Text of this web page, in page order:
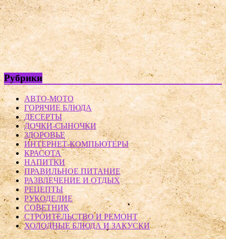
Рубрики
АВТО-МОТО
ГОРЯЧИЕ БЛЮДА
ДЕСЕРТЫ
ДОЧКИ-СЫНОЧКИ
ЗДОРОВЬЕ
ИНТЕРНЕТ-КОМПЬЮТЕРЫ
КРАСОТА
НАПИТКИ
ПРАВИЛЬНОЕ ПИТАНИЕ
РАЗВЛЕЧЕНИЕ И ОТДЫХ
РЕЦЕПТЫ
РУКОДЕЛИЕ
СОВЕТНИК
СТРОИТЕЛЬСТВО И РЕМОНТ
ХОЛОДНЫЕ БЛЮДА И ЗАКУСКИ